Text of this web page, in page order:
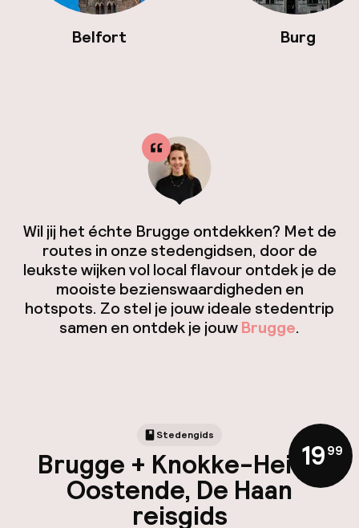
Belfort Burg
Wil jij het échte Brugge ontdekken? Met de
routes in onze stedengidsen, door de
leukste wijken vol local flavour ontdek je de
mooiste bezienswaardigheden en
hotspots. Zo stel je jouw ideale stedentrip
samen en ontdek je jouwBrugge.
Stedengids
Brugge + Knokke-Heist,
Oostende, De Haan
reisgids
19,99